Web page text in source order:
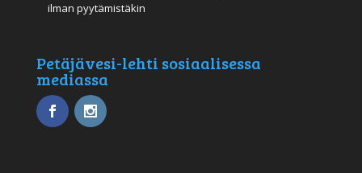
ilman pyytämistäkin
Petäjävesi-lehti sosiaalisessa
mediassa